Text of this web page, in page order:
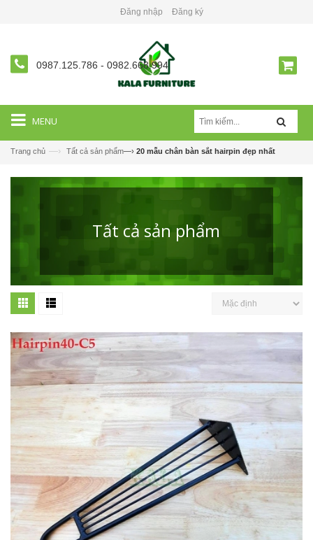
Đăng nhập Đăng ký
0987.125.786 - 0982.668.994
MENU
Trang chủ —› Tất cả sản phẩm—› 20 mẫu chân bàn sắt hairpin đẹp nhất
Tất cả sản phẩm